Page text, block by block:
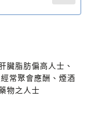
臟脂肪偏高人士、
常聚會應酬、煙酒
物之人士